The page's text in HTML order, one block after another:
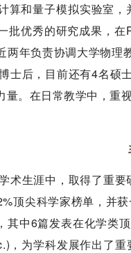
算和量子模拟实验室
批优秀的研究成果，
两年负责协调大学物
士后，目前还有4名硕
。在日常教学中，重
术生涯中，取得了重
顶尖科学家榜单，并
其中6篇发表在化学类
，为学科发展作出了